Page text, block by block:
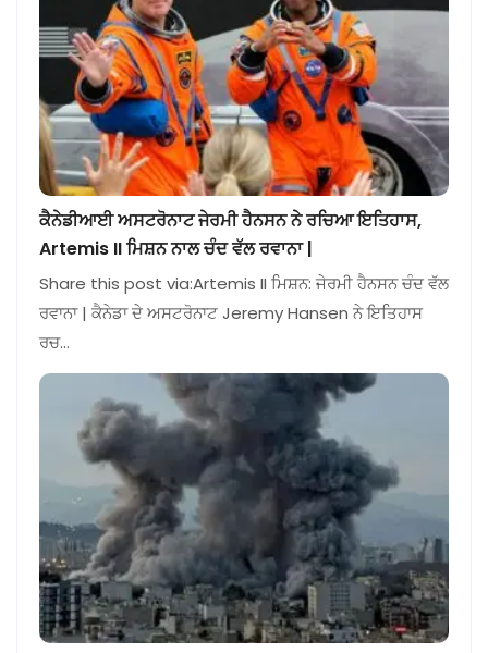
ਕੈਨੇਡੀਆਈ ਅਸਟਰੋਨਾਟ ਜੇਰਮੀ ਹੈਨਸਨ ਨੇ ਰਚਿਆ ਇਤਿਹਾਸ,
Artemis II ਮਿਸ਼ਨ ਨਾਲ ਚੰਦ ਵੱਲ ਰਵਾਨਾ |
Share this post via:Artemis II ਮਿਸ਼ਨ: ਜੇਰਮੀ ਹੈਨਸਨ ਚੰਦ ਵੱਲ
ਰਵਾਨਾ | ਕੈਨੇਡਾ ਦੇ ਅਸਟਰੋਨਾਟ Jeremy Hansen ਨੇ ਇਤਿਹਾਸ
ਰਚ…